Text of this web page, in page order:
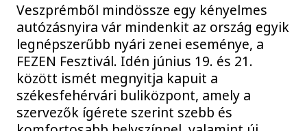
Veszprémből mindössze egy kényelmes
autózásnyira vár mindenkit az ország egyik
legnépszerűbb nyári zenei eseménye, a
FEZEN Fesztivál. Idén június 19. és 21.
között ismét megnyitja kapuit a
székesfehérvári buliközpont, amely a
szervezők ígérete szerint szebb és